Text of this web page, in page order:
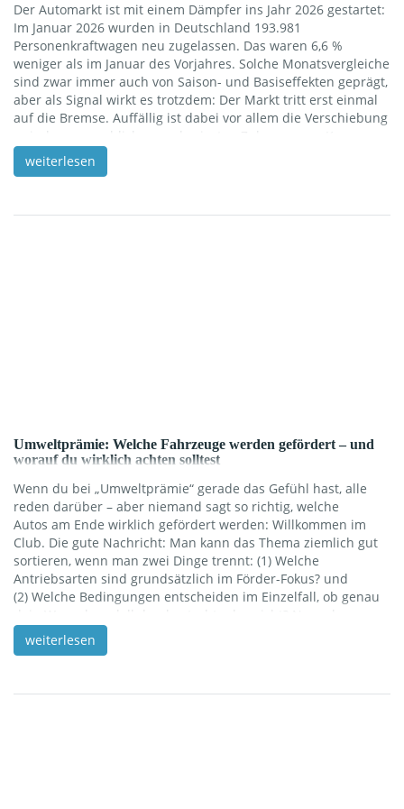
Der Automarkt ist mit einem Dämpfer ins Jahr 2026 gestartet:
Im Januar 2026 wurden in Deutschland 193.981
Personenkraftwagen neu zugelassen. Das waren 6,6 %
weniger als im Januar des Vorjahres. Solche Monatsvergleiche
sind zwar immer auch von Saison- und Basiseffekten geprägt,
aber als Signal wirkt es trotzdem: Der Markt tritt erst einmal
auf die Bremse. Auffällig ist dabei vor allem die Verschiebung
zwischen gewerblichen und privaten Zulassungen. Knapp
sieben von zehn neuen Pkw (69,8 %) gingen auf gewerbliche
Halterinnen und Halter zurück, was gegenüber dem Vorjahr
weiterlesen
Umweltprämie: Welche Fahrzeuge werden gefördert – und
worauf du wirklich achten solltest
Wenn du bei „Umweltprämie“ gerade das Gefühl hast, alle
reden darüber – aber niemand sagt so richtig, welche
Autos am Ende wirklich gefördert werden: Willkommen im
Club. Die gute Nachricht: Man kann das Thema ziemlich gut
sortieren, wenn man zwei Dinge trennt: (1) Welche
Antriebsarten sind grundsätzlich im Förder-Fokus? und
(2) Welche Bedingungen entscheiden im Einzelfall, ob genau
dein Wunschmodell durchrutscht oder nicht? Neuzulassung,
Antriebsart & Co.: So findest du schnell raus, ob dein
Wunschauto förderfähig ist In diesem Blogartikel bekommst
weiterlesen